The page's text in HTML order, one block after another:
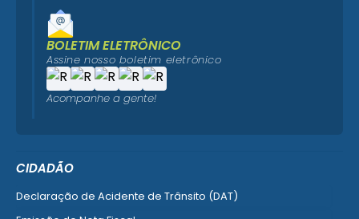
CIDADÃO
Declaração de Acidente de Trânsito (DAT)
BOLETIM ELETRÔNICO
Assine nosso boletim eletrônico
Acompanhe a gente!